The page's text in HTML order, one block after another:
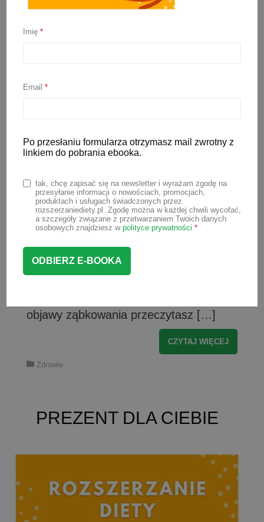
karmienie, apetyt
Ząbkowanie to zazwyczaj ciężki okres
Jest to jednak nieunikniony etap, przez
który musi przejść każdy maluch. Jakie
są objawy ząbkowania? Jaka jest
kolejność wyrzynania zębów u
niemowlaka? Jakie mogą być nietypowe
objawy ząbkowania? Co z karmieniem i
objawy ząbkowania przeczytasz […]
CZYTAJ WIĘCEJ
Zdrowie
PREZENT DLA CIEBIE
Imię*
Email*
Po przesłaniu formularza otrzymasz mail zwrotny z
linkiem do pobrania ebooka.
tak, chcę zapisać się na newsletter i wyrażam zgodę na
przesyłanie informacji o nowościach, promocjach,
produktach i usługach świadczonych przez
rozszerzaniediety.pl. Zgodę można w każdej chwili wycofać,
a szczegóły związane z przetwarzaniem Twoich danych
osobowych znajdziesz w polityce prywatności *